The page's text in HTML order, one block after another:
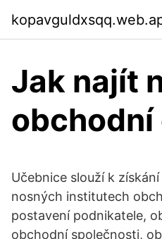
Jak najít
obchodní
Učebnice slouží k
nosných institutech
postavení podnikatele,
obchodní společnosti,